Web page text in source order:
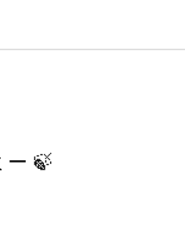
ー 🍃